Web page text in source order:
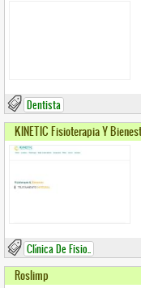
Dentista
KINETIC Fisioterapia Y
Clínica De Fisio..
Roslimp